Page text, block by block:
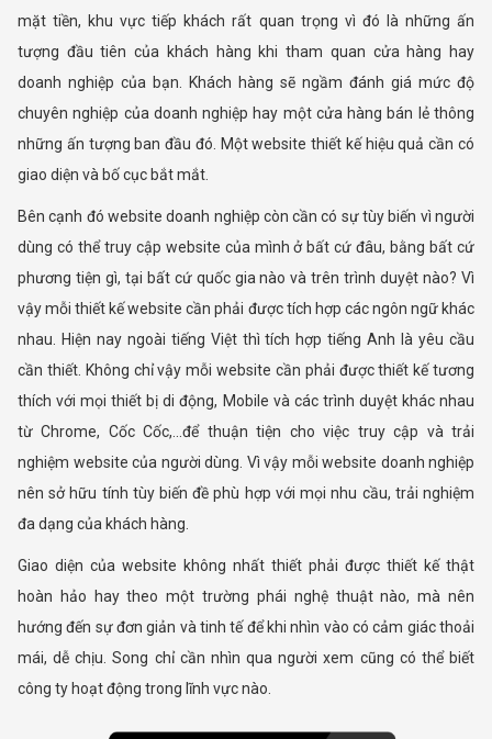
mặt tiền, khu vực tiếp khách rất quan trọng vì đó là những ấn
tượng đầu tiên của khách hàng khi tham quan cửa hàng hay
doanh nghiệp của bạn. Khách hàng sẽ ngầm đánh giá mức độ
chuyên nghiệp của doanh nghiệp hay một cửa hàng bán lẻ thông
những ấn tượng ban đầu đó. Một website thiết kế hiệu quả cần có
giao diện và bố cục bắt mắt.
Bên cạnh đó website doanh nghiệp còn cần có sự tùy biến vì người
dùng có thể truy cập website của mình ở bất cứ đâu, bằng bất cứ
phương tiện gì, tại bất cứ quốc gia nào và trên trình duyệt nào? Vì
vậy mỗi thiết kế website cần phải được tích hợp các ngôn ngữ khác
nhau. Hiện nay ngoài tiếng Việt thì tích hợp tiếng Anh là yêu cầu
cần thiết. Không chỉ vậy mỗi website cần phải được thiết kế tương
thích với mọi thiết bị di động, Mobile và các trình duyệt khác nhau
từ Chrome, Cốc Cốc,...để thuận tiện cho việc truy cập và trải
nghiệm website của người dùng. Vì vậy mỗi website doanh nghiệp
nên sở hữu tính tùy biến đề phù hợp với mọi nhu cầu, trải nghiệm
đa dạng của khách hàng.
Giao diện của website không nhất thiết phải được thiết kế thật
hoàn hảo hay theo một trường phái nghệ thuật nào, mà nên
hướng đến sự đơn giản và tinh tế để khi nhìn vào có cảm giác thoải
mái, dễ chịu. Song chỉ cần nhìn qua người xem cũng có thể biết
công ty hoạt động trong lĩnh vực nào.